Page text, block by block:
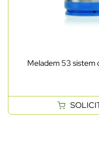
Meladem 53 sistem